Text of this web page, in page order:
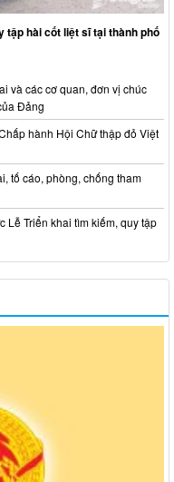
hài cốt liệt sĩ tại thành phố
và các cơ quan, đơn vị chúc
Đảng
hành Hội Chữ thập đỏ Việt
tố cáo, phòng, chống tham
Lễ Triển khai tìm kiếm, quy tập